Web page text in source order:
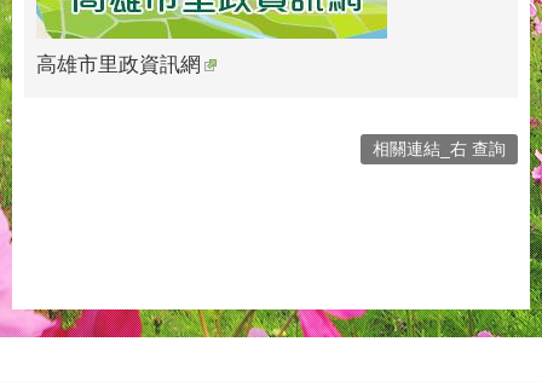
高雄市里政資訊網
相關連結_右 查詢